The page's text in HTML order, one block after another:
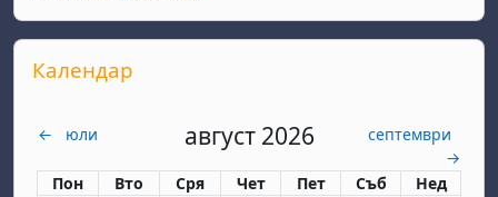
Прескочи Календар
Календар
← юли август 2026
септември
→
Понеделник
Пон вторник
Вто сряда
Сря четвъртък
Чет петък
Пет събота
Съб неделя
Нед